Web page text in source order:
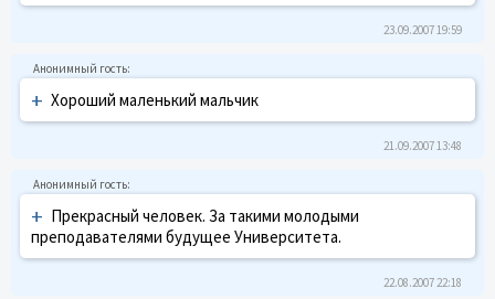
23.09.2007 19:59
+ Хороший маленький мальчик
21.09.2007 13:48
+ Прекрасный человек. За такими молодыми
преподавателями будущее Университета.
22.08.2007 22:18